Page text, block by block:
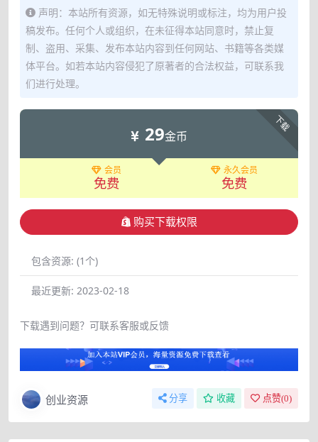
声明：本站所有资源，如无特殊说明或标注，均为用户投
稿发布。任何个人或组织，在未征得本站同意时，禁止复
制、盗用、采集、发布本站内容到任何网站、书籍等各类媒
体平台。如若本站内容侵犯了原著者的合法权益，可联系我
们进行处理。
下载
29金币
会员
免费
永久会员
免费
购买下载权限
包含资源: (1个)
最近更新: 2023-02-18
下载遇到问题？可联系客服或反馈
创业资源 分享 收藏 点赞(0)